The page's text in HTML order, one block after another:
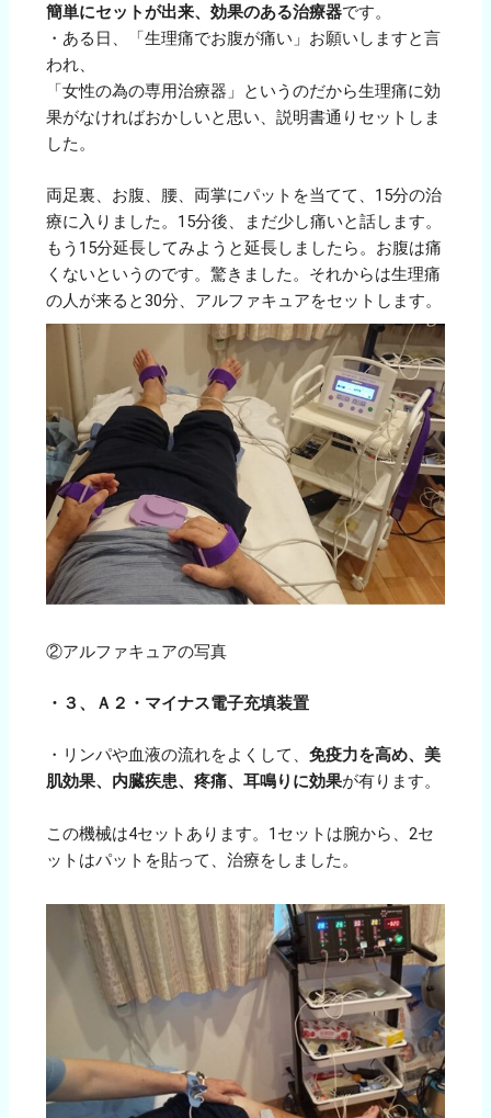
簡単にセットが出来、効果のある治療器です。
・ある日、「生理痛でお腹が痛い」お願いしますと言
われ、
「女性の為の専用治療器」というのだから生理痛に効
果がなければおかしいと思い、説明書通りセットしま
した。
両足裏、お腹、腰、両掌にパットを当てて、15分の治
療に入りました。15分後、まだ少し痛いと話します。
もう15分延長してみようと延長しましたら。お腹は痛
くないというのです。驚きました。それからは生理痛
の人が来ると30分、アルファキュアをセットします。
②アルファキュアの写真
・３、Ａ２・マイナス電子充填装置
・リンパや血液の流れをよくして、免疫力を高め、美
肌効果、内臓疾患、疼痛、耳鳴りに効果が有ります。
この機械は4セットあります。1セットは腕から、2セ
ットはパットを貼って、治療をしました。